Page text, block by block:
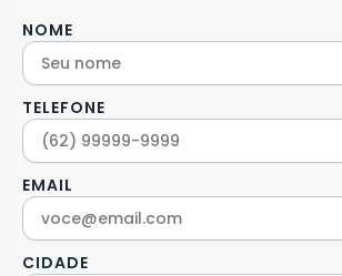
NOME
TELEFONE
EMAIL
CIDADE